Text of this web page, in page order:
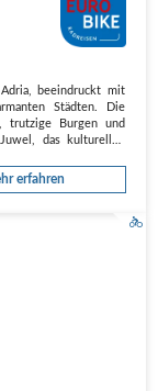
beeindruckt mit
Städten. Die
trutzige Burgen und
das kulturellen
erfahren